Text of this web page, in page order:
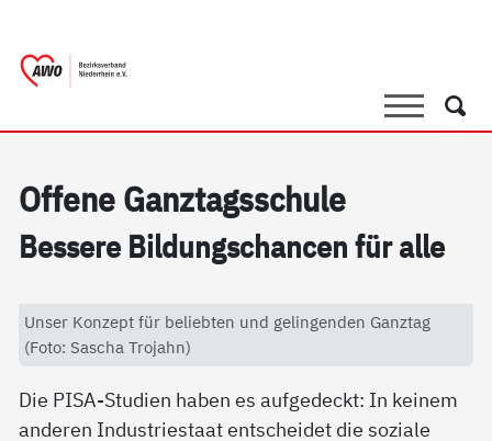
SucheSuche
Of­fe­ne Ganz­tags­schu­le
Bes­se­re Bil­dung­s­chan­cen für al­le
Unser Konzept für beliebten und gelingenden Ganztag
(Foto: Sascha Trojahn)
Die PISA-Studien haben es aufgedeckt: In keinem
anderen Industriestaat entscheidet die soziale